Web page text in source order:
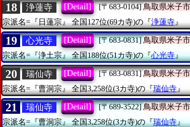
18 浄蓮寺 [Detail] [〒683-0104] 鳥取県米子市
宗派名=『日蓮宗』
全国127位(69カ寺)の『浄蓮寺 』
19 心光寺 [Detail] [〒683-0831] 鳥取県米子市
宗派名=『浄土宗』 全国188位(51カ寺)の『心光寺』
20 瑞仙寺 [Detail] [〒683-0831] 鳥取県米子市
宗派名=『曹洞宗』
全国3,258位(3カ寺)の『瑞仙寺 』
21 瑞仙寺 [Detail] [〒689-3522] 鳥取県米子市
宗派名=『曹洞宗』 全国3,258位(3カ寺)の『瑞仙寺